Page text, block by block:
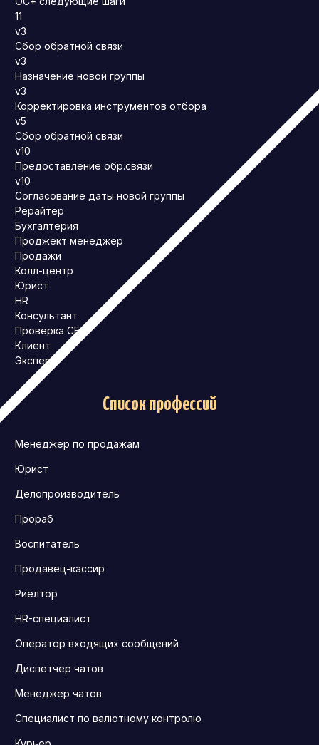
11
v3
Сбор обратной связи
v3
Назначение новой группы
v3
Корректировка инструментов отбора
v5
Сбор обратной связи
v10
Предоставление обр.связи
v10
Согласование даты новой группы
Рерайтер
Бухгалтерия
Проджект менеджер
Продажи
Колл-центр
Юрист
HR
Консультант
Проверка СБ
Клиент
Эксперт
Список профессий
Менеджер по продажам
Юрист
Делопроизводитель
Прораб
Воспитатель
Продавец-кассир
Риелтор
HR-специалист
Оператор входящих сообщений
Диспетчер чатов
Менеджер чатов
Специалист по валютному контролю